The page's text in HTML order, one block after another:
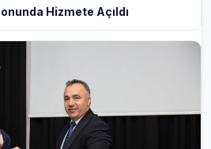
Hizmete Açıldı